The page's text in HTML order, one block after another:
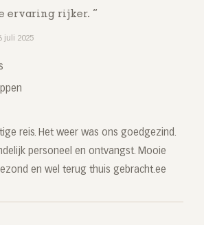
ervaring rijker.
juli 2025
reis. Het weer was ons goedgezind.
personeel en ontvangst. Mooie
en wel terug thuis gebracht.ee